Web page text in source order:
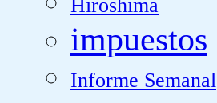
Hiroshima
impuestos
Informe Semanal